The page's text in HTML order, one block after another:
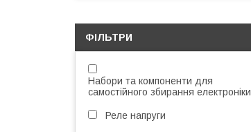
ФІЛЬТРИ
Набори та компоненти для
самостійного збирання електроніки
Реле напруги